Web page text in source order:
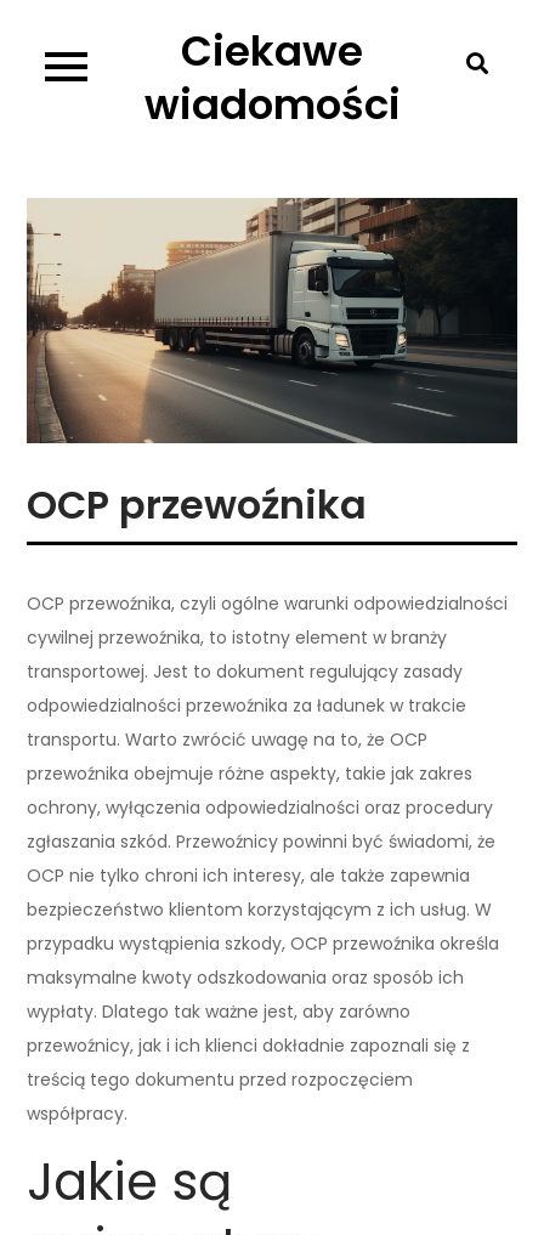
content
Ciekawe
wiadomości
OCP przewoźnika
OCP przewoźnika, czyli ogólne warunki odpowiedzialności
cywilnej przewoźnika, to istotny element w branży
transportowej. Jest to dokument regulujący zasady
odpowiedzialności przewoźnika za ładunek w trakcie
transportu. Warto zwrócić uwagę na to, że OCP
przewoźnika obejmuje różne aspekty, takie jak zakres
ochrony, wyłączenia odpowiedzialności oraz procedury
zgłaszania szkód. Przewoźnicy powinni być świadomi, że
OCP nie tylko chroni ich interesy, ale także zapewnia
bezpieczeństwo klientom korzystającym z ich usług. W
przypadku wystąpienia szkody, OCP przewoźnika określa
maksymalne kwoty odszkodowania oraz sposób ich
wypłaty. Dlatego tak ważne jest, aby zarówno
przewoźnicy, jak i ich klienci dokładnie zapoznali się z
treścią tego dokumentu przed rozpoczęciem
współpracy.
Jakie są